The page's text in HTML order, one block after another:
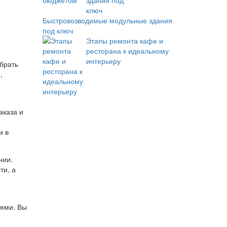
и
в
а
Вы
Быстровозводимые модульные здания
под ключ
Этапы ремонта кафе и
ресторана к идеальному
интерьеру